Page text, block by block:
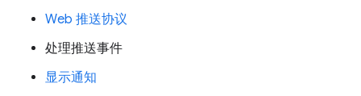
Web 推送协议
处理推送事件
显示通知